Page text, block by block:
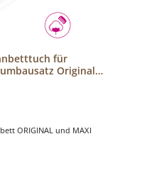
für
Original
ORIGINAL und MAXI